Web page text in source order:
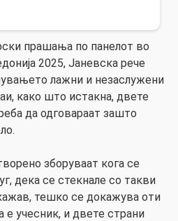
прашања по панелот во
2025, Јаневска рече
лажни и незаслужени
како што истакна, двете
да одговараат зашто
зборуваат кога се
дека се стекнале со такви
тешко се докажува оти
е учесник, и двете страни